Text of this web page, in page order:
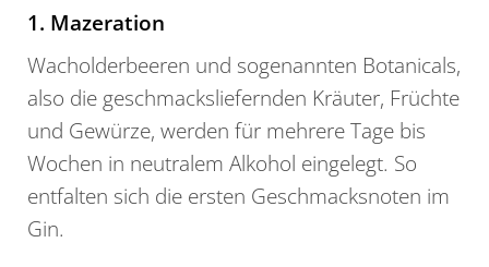
1. Mazeration
Wacholderbeeren und sogenannten Botanicals,
also die geschmacksliefernden Kräuter, Früchte
und Gewürze, werden für mehrere Tage bis
Wochen in neutralem Alkohol eingelegt. So
entfalten sich die ersten Geschmacksnoten im
Gin.